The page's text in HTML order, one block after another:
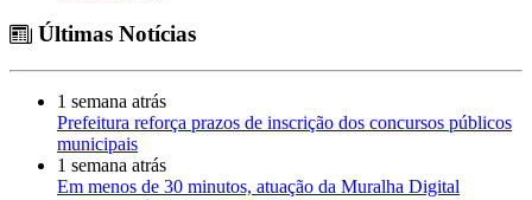
Últimas Notícias
1 semana atrás
Prefeitura reforça prazos de inscrição dos concursos públicos
municipais
1 semana atrás
Em menos de 30 minutos, atuação da Muralha Digital